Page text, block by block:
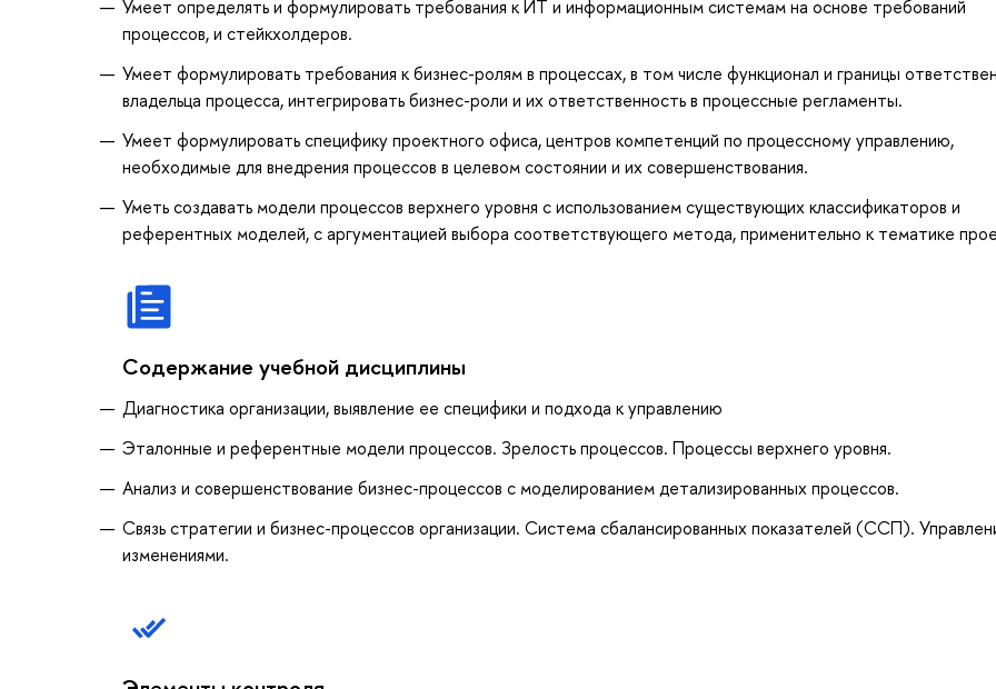
Умеет определять и формулировать требования к ИТ и информационным системам на основе требований
процессов, и стейкхолдеров.
Умеет формулировать требования к бизнес-ролям в процессах, в том числе функционал и границы
владельца процесса, интегрировать бизнес-роли и их ответственность в процессные регламенты.
Умеет формулировать специфику проектного офиса, центров компетенций по процессному управлению,
необходимые для внедрения процессов в целевом состоянии и их совершенствования.
Уметь создавать модели процессов верхнего уровня с использованием существующих классификаторов и
референтных моделей, с аргументацией выбора соответствующего метода, применительно к тематике
Содержание учебной дисциплины
Диагностика организации, выявление ее специфики и подхода к управлению
Эталонные и референтные модели процессов. Зрелость процессов. Процессы верхнего уровня.
Анализ и совершенствование бизнес-процессов с моделированием детализированных процессов.
Связь стратегии и бизнес-процессов организации. Система сбалансированных показателей (ССП).
изменениями.